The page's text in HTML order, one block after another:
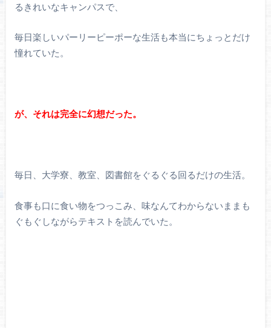
るきれいなキャンパスで、
毎日楽しいパーリーピーポーな生活も本当にちょっとだけ
憧れていた。
が、それは完全に幻想だった。
毎日、大学寮、教室、図書館をぐるぐる回るだけの生活。
食事も口に食い物をつっこみ、味なんてわからないままも
ぐもぐしながらテキストを読んでいた。